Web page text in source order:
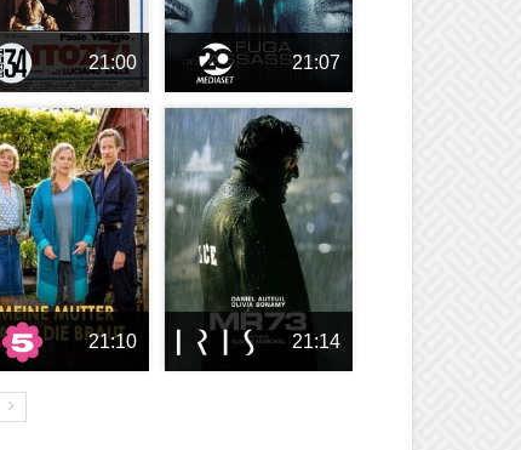
21:00 21:07
21:10 21:14